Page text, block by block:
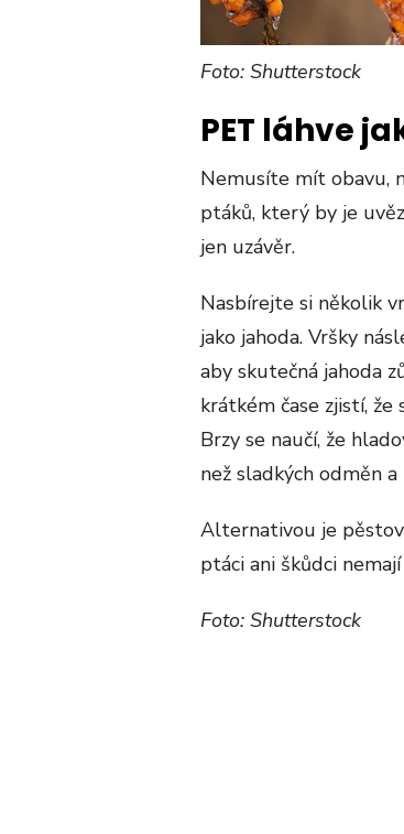
Foto: Shutterstock
PET láhve
Nemusíte mít obavu,
ptáků, který by je
jen uzávěr.
Nasbírejte si několik
jako jahoda. Vršky
aby skutečná jahoda
krátkém čase zjistí,
Brzy se naučí, že
než sladkých odměn
Alternativou je
ptáci ani škůdci
Foto: Shutterstock